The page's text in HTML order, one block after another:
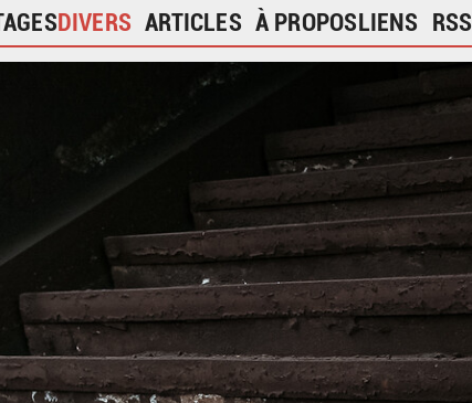
DIVERS ARTICLES À PROPOSLIENS RSS